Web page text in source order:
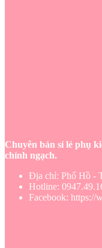
Chuyên bán sỉ lẻ phụ
chính ngạch.
Địa chỉ: Phố Hồ -
Hotline:
Facebook: https://